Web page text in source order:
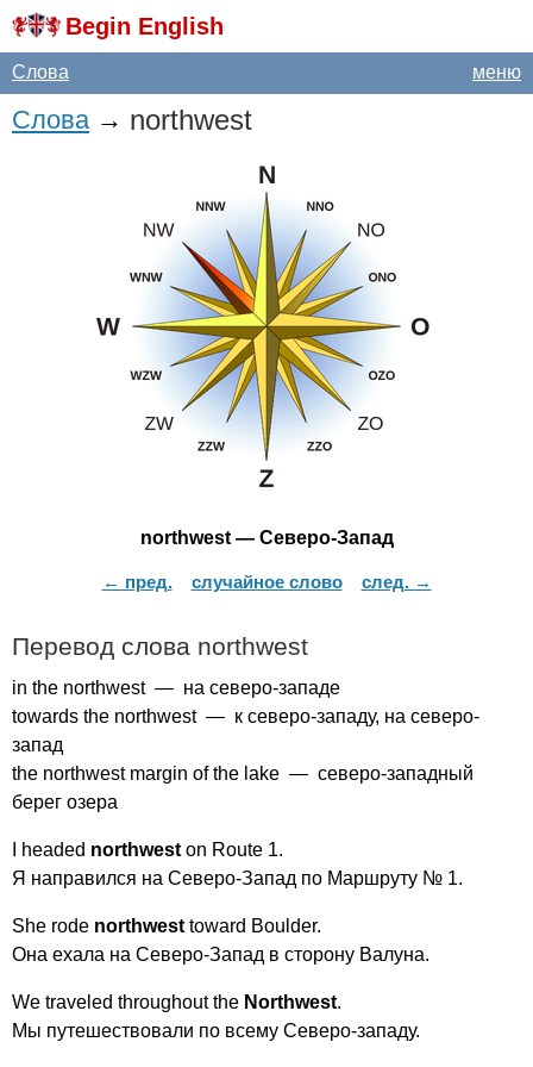
Begin English
меню
Слова
Слова→ northwest
northwest— Северо-Запад
← пред. случайное слово след. →
Перевод слова northwest
in the northwest— на северо-западе
towards the northwest— к северо-западу, на северо-
запад
the northwest margin of the lake — северо-западный
берег озера
headed northwest on Route 1.
Я направился на Северо-Запад по Маршруту № 1.
She rode northwest toward Boulder.
Она ехала на Северо-Запад в сторону Валуна.
We traveled throughout the Northwest.
Мы путешествовали по всему Северо-западу.